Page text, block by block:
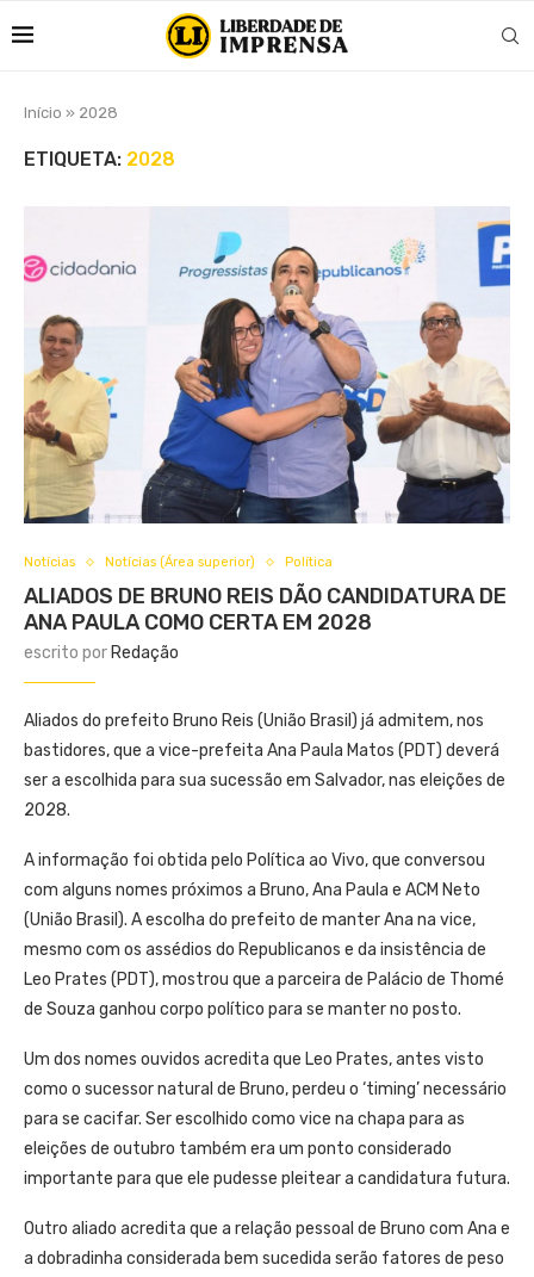
Início » 2028
ETIQUETA: 2028
Notícias Notícias (Área superior) Política
ALIADOS DE BRUNO REIS DÃO CANDIDATURA DE
ANA PAULA COMO CERTA EM 2028
escrito porRedação
Aliados do prefeito Bruno Reis (União Brasil) já admitem, nos
bastidores, que a vice-prefeita Ana Paula Matos (PDT) deverá
ser a escolhida para sua sucessão em Salvador, nas eleições de
2028.
A informação foi obtida pelo Política ao Vivo, que conversou
com alguns nomes próximos a Bruno, Ana Paula e ACM Neto
(União Brasil). A escolha do prefeito de manter Ana na vice,
mesmo com os assédios do Republicanos e da insistência de
Leo Prates (PDT), mostrou que a parceira de Palácio de Thomé
de Souza ganhou corpo político para se manter no posto.
Um dos nomes ouvidos acredita que Leo Prates, antes visto
como o sucessor natural de Bruno, perdeu o ‘timing’ necessário
para se cacifar. Ser escolhido como vice na chapa para as
eleições de outubro também era um ponto considerado
importante para que ele pudesse pleitear a candidatura futura.
Outro aliado acredita que a relação pessoal de Bruno com Ana e
a dobradinha considerada bem sucedida serão fatores de peso